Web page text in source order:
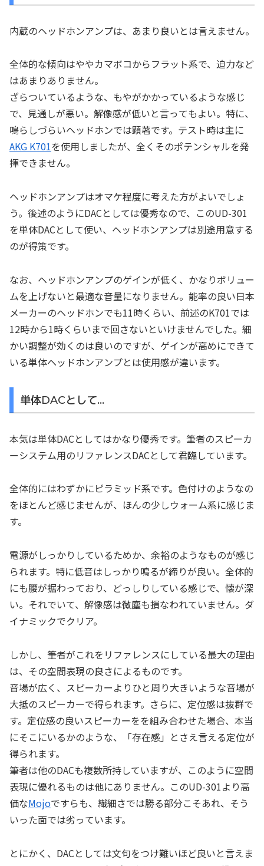
内蔵のヘッドホンアンプは、あまり良いとは言えません。
全体的な傾向はややカマボコからフラット系で、迫力など
はあまりありません。
ざらついているような、もやがかかっているような感じ
で、見通しが悪い。解像感が低いと言ってもよい。特に、
鳴らしづらいヘッドホンでは顕著です。テスト時は主に
AKG K701を使用しましたが、全くそのポテンシャルを発
揮できません。
ヘッドホンアンプはオマケ程度に考えた方がよいでしょ
う。後述のようにDACとしては優秀なので、このUD-301
を単体DACとして使い、ヘッドホンアンプは別途用意する
のが得策です。
なお、ヘッドホンアンプのゲインが低く、かなりボリュー
ムを上げないと最適な音量になりません。能率の良い日本
メーカーのヘッドホンでも11時くらい、前述のK701では
12時から1時くらいまで回さないといけませんでした。細
かい調整が効くのは良いのですが、ゲインが高めにできて
いる単体ヘッドホンアンプとは使用感が違います。
単体DACとして…
本気は単体DACとしてはかなり優秀です。筆者のスピーカ
ーシステム用のリファレンスDACとして君臨しています。
全体的にはわずかにピラミッド系です。色付けのようなの
をほとんど感じませんが、ほんの少しウォーム系に感じま
す。
電源がしっかりしているためか、余裕のようなものが感じ
られます。特に低音はしっかり鳴るが締りが良い。全体的
にも腰が据わっており、どっしりしている感じで、懐が深
い。それでいて、解像感は微塵も損なわれていません。ダ
イナミックでクリア。
しかし、筆者がこれをリファレンスにしている最大の理由
は、その空間表現の良さによるものです。
音場が広く、スピーカーよりひと周り大きいような音場が
大抵のスピーカーで得られます。さらに、定位感は抜群で
す。定位感の良いスピーカーをを組み合わせた場合、本当
にそこにいるかのような、「存在感」とさえ言える定位が
得られます。
筆者は他のDACも複数所持していますが、このように空間
表現に優れるものは他にありません。このUD-301より高
価なMojoですらも、繊細さでは勝る部分こそあれ、そう
いった面では劣っています。
とにかく、DACとしては文句をつけ難いほど良いと言えま